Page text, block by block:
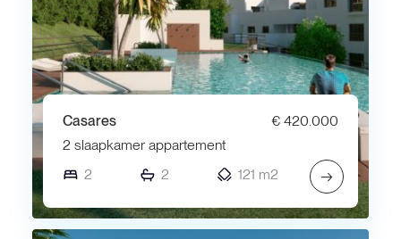
Casares
€ 420.000
2 slaapkamer appartement
2
2 121 m2 →